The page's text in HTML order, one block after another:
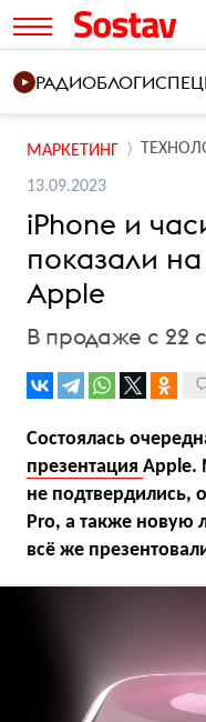
РАДИОБЛОГИ
МАРКЕТИНГ
13.09.2023
iPhone и
показали
Apple
В продаже с 22
Состоялась
презентация Apple.
не подтвердились,
Pro, а также новую
всё же